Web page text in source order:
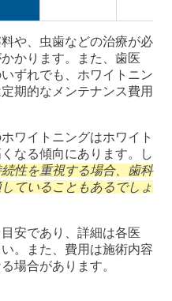
や、虫歯などの治療が必
かります。また、歯医
ずれでも、ホワイトニン
期的なメンテナンス費用
ワイトニングはホワイト
なる傾向にあります。し
性を重視する場合、歯科
ていることもあるでしょ
安であり、詳細は各医
。また、費用は施術内容
場合があります。